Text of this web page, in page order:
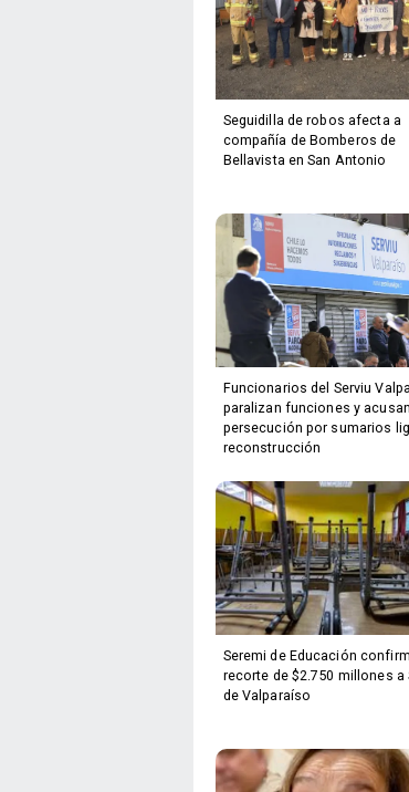
Seguidilla de robos afecta a
compañía de Bomberos de
Bellavista en San Antonio
Funcionarios del Serviu
paralizan funciones y acusan
persecución por sumarios
reconstrucción
Seremi de Educación
recorte de $2.750 millones a
de Valparaíso